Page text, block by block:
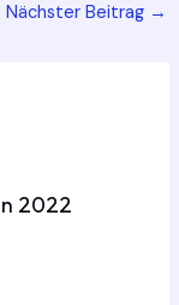
Nächster Beitrag →
2022